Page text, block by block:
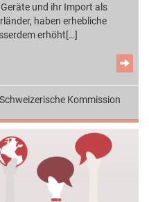
und ihr Import als
haben erhebliche
erhöht[…]
Schweizerische Kommission